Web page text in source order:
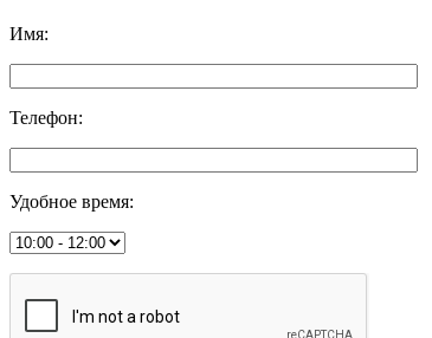
Имя:
Телефон:
Удобное время: